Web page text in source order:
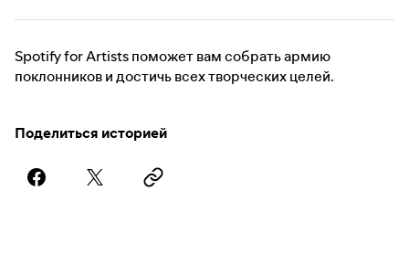
Spotify for Artists поможет вам собрать армию
поклонников и достичь всех творческих целей.
Поделиться историей